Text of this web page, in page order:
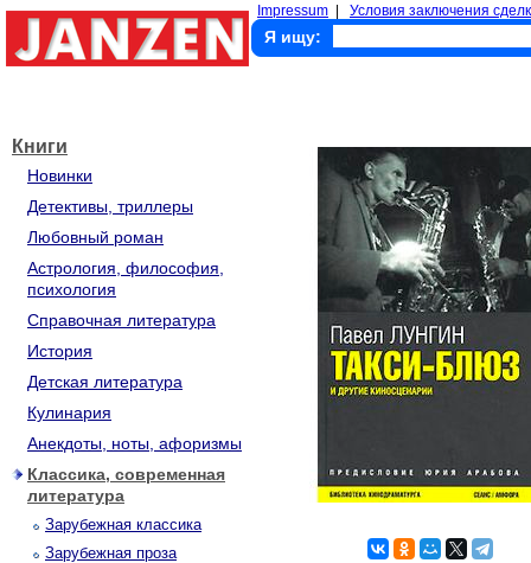
Impressum Условия заключения
Я ищу:
Книги
Новинки
Детективы, триллеры
Любовный роман
Астрология, философия,
психология
Справочная литература
История
Детская литература
Кулинария
Анекдоты, ноты, афоризмы
Классика, современная
литература
Зарубежная классика
Зарубежная проза